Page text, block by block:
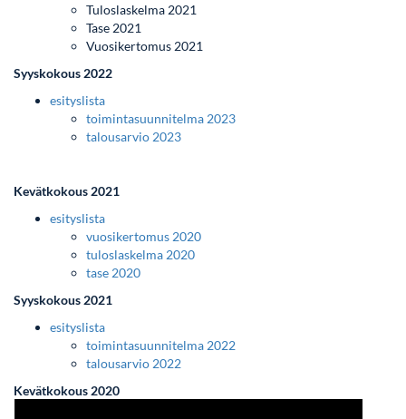
Tuloslaskelma 2021
Tase 2021
Vuosikertomus 2021
Syyskokous 2022
esityslista
toimintasuunnitelma 2023
talousarvio 2023
Kevätkokous 2021
esityslista
vuosikertomus 2020
tuloslaskelma 2020
tase 2020
Syyskokous 2021
esityslista
toimintasuunnitelma 2022
talousarvio 2022
Kevätkokous 2020